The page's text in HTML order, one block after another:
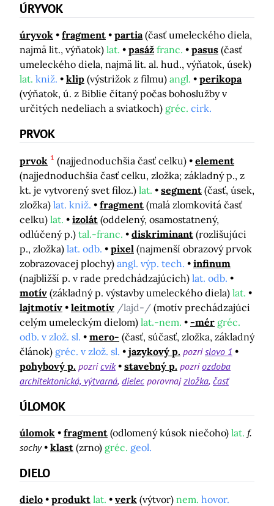
ÚRYVOK
úryvok fragment partia (časť umeleckého diela,
najmä lit., výňatok) lat. pasáž franc. pasus (časť
umeleckého diela, najmä lit. al. hud., výňatok, úsek)
lat. kniž. klip (výstrižok z filmu) angl.
perikopa
(výňatok, ú. z Biblie čítaný počas bohoslužby v
určitých nedeliach a sviatkoch) gréc. cirk.
PRVOK
prvok 1 (najjednoduchšia časť celku)
element
(najjednoduchšia časť celku, zložka; základný p., z
kt. je vytvorený svet filoz.) lat. segment (časť, úsek,
zložka) lat. kniž. fragment (malá zlomkovitá časť
celku) lat. izolát (oddelený, osamostatnený,
odlúčený p.) tal.-franc. diskriminant (rozlišujúci
p., zložka) lat. odb. pixel (najmenší obrazový prvok
zobrazovacej plochy) angl. výp. tech.
infinum
(najbližší p. v rade predchádzajúcich) lat. odb.
motív (základný p. výstavby umeleckého diela) lat.
lajtmotív
leitmotív /lajd-/ (motív prechádzajúci
celým umeleckým dielom) lat.-nem. -mér gréc.
odb. v zlož. sl.
mero- (časť, súčasť, zložka, základný
článok) gréc. v zlož. sl. jazykový p. pozrislovo 1
pohybový p. pozricvik stavebný p. pozriozdoba
architektonická, výtvarná dielec porovnajzložka časť
ÚLOMOK
úlomok fragment (odlomený kúsok niečoho) lat. f.
sochy
klast (zrno) gréc. geol.
DIELO
dielo produkt lat. verk (výtvor) nem. hovor.